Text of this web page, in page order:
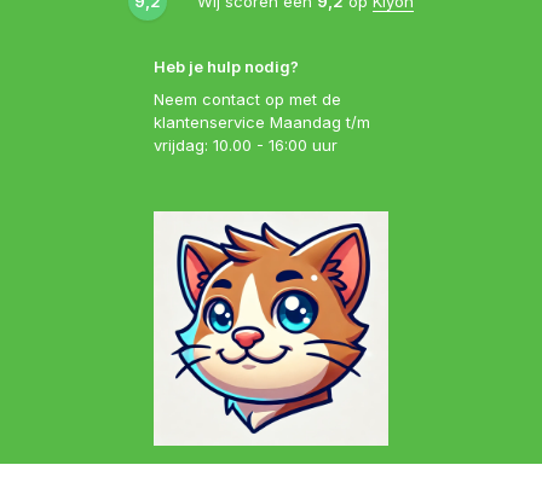
Heb je hulp nodig?
Neem contact op met de
klantenservice Maandag t/m
vrijdag: 10.00 - 16:00 uur